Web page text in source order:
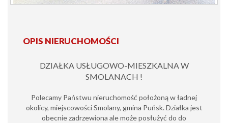
OPIS NIERUCHOMOŚCI
DZIAŁKA USŁUGOWO-MIESZKALNA W
SMOLANACH !
Polecamy Państwu nieruchomość położoną w ładnej
okolicy, miejscowości Smolany, gmina Puńsk. Działka jest
obecnie zadrzewiona ale może posłużyć do do